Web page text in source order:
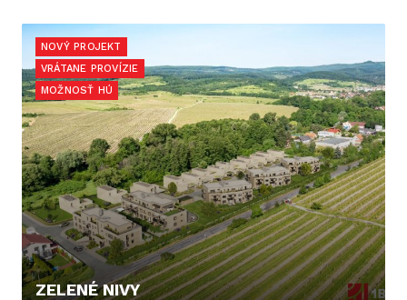
NOVÝ PROJEKT
VRÁTANE PROVÍZIE
MOŽNOSŤ HÚ
ZELENÉ NIVY